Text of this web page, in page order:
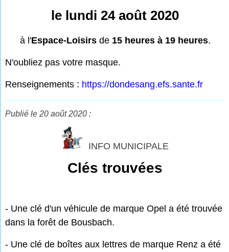
le lundi 24 août 2020
à l'Espace-Loisirsde 15 heures à 19 heures.
N'oubliez pas votre masque.
Renseignements : https://dondesang.efs.sante.fr
Publié le 20 août 2020 :
INFO MUNICIPALE
Clés trouvées
- Une clé d'un véhicule de marque Opel a été trouvée
dans la forêt de Bousbach.
- Une clé de boîtes aux lettres de marque Renz a été